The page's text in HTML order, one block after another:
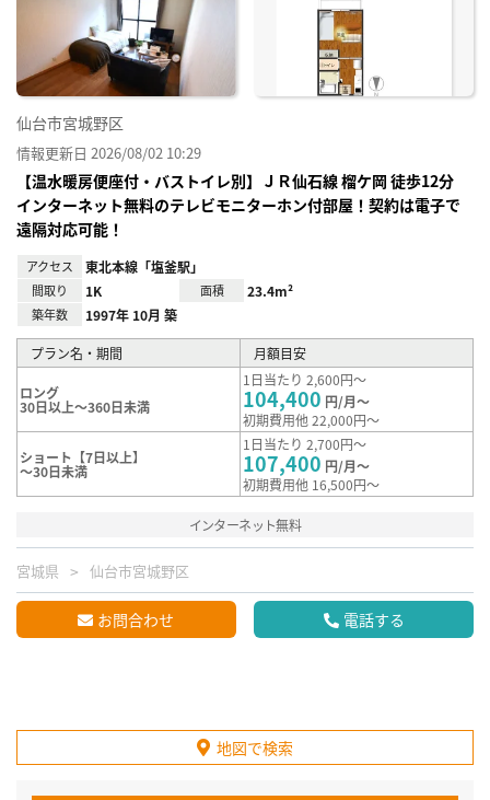
仙台市宮城野区
情報更新日 2026/08/02 10:29
【温水暖房便座付・バストイレ別】ＪＲ仙⽯線 榴ケ岡 徒歩12分
インターネット無料のテレビモニターホン付部屋！契約は電子で
遠隔対応可能！
アクセス 東北本線「塩釜駅」
間取り 1K 面積 23.4m²
築年数 1997年 10月 築
プラン名・期間 月額目安
ロング
30日以上～360日未満
1日当たり 2,600円～
104,400 円/月～
初期費用他 22,000円～
ショート【7日以上】
～30日未満
1日当たり 2,700円～
107,400 円/月～
初期費用他 16,500円～
インターネット無料
宮城県 仙台市宮城野区
お問合わせ 電話する
地図で検索